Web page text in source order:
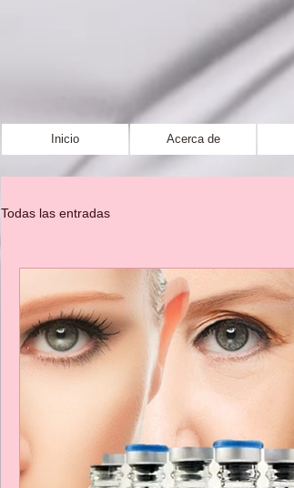
Inicio Acerca de
Todas las entradas